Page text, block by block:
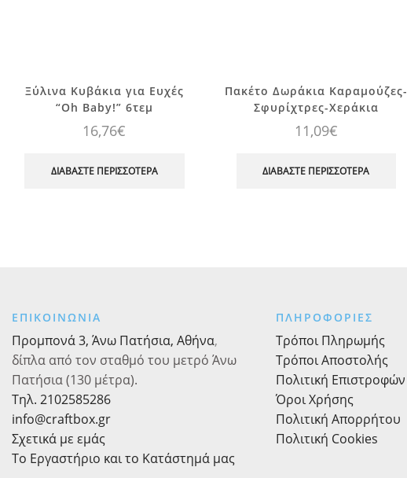
Ξύλινα Κυβάκια για Ευχές
“Oh Baby!” 6τεμ
16,76€
ΔΙΑΒΆΣΤΕ ΠΕΡΙΣΣΌΤΕΡΑ
Πακέτο Δωράκια Καραμούζες-
Σφυρίχτρες-Χεράκια
11,09€
ΔΙΑΒΆΣΤΕ ΠΕΡΙΣΣΌΤΕΡΑ
ΕΠΙΚΟΙΝΩΝΙΑ
Προμπονά 3, Άνω Πατήσια, Αθήνα,
δίπλα από τον σταθμό του μετρό Άνω
Πατήσια (130 μέτρα).
Τηλ. 2102585286
info@craftbox.gr
Σχετικά με εμάς
Το Εργαστήριο και το Κατάστημά μας
ΠΛΗΡΟΦΟΡΙΕΣ
Τρόποι Πληρωμής
Τρόποι Αποστολής
Πολιτική Επιστροφών
Όροι Χρήσης
Πολιτική Απορρήτου
Πολιτική Cookies